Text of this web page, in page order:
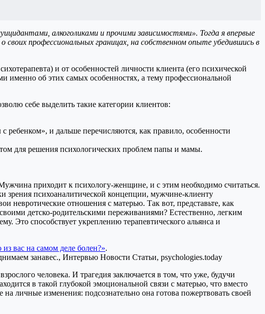
алкоголиками и прочими зависимостями». Тогда я впервые
профессиональных границах, на собственном опыте убедившись в
и от особенностей личности клиента (его психической
именно об этих самых особенностях, а тему профессиональной
себе выделить такие категории клиентов:
и дальше перечисляются, как правило, особенности
для решения психологических проблем папы и мамы.
приходит к психологу-женщине, и с этим необходимо считаться.
психоаналитической концепции, мужчине-клиенту
невротические отношения с матерью. Так вот, представьте, как
детско-родительскими переживаниями? Естественно, легким
способствует укреплению терапевтического альянса и
вас на самом деле болен?».
человека. И трагедия заключается в том, что уже, будучи
в такой глубокой эмоциональной связи с матерью, что вместо
личные изменения: подсознательно она готова пожертвовать своей